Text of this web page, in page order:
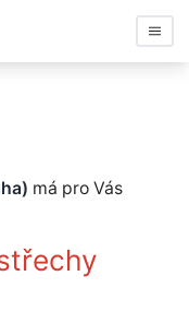
má pro Vás